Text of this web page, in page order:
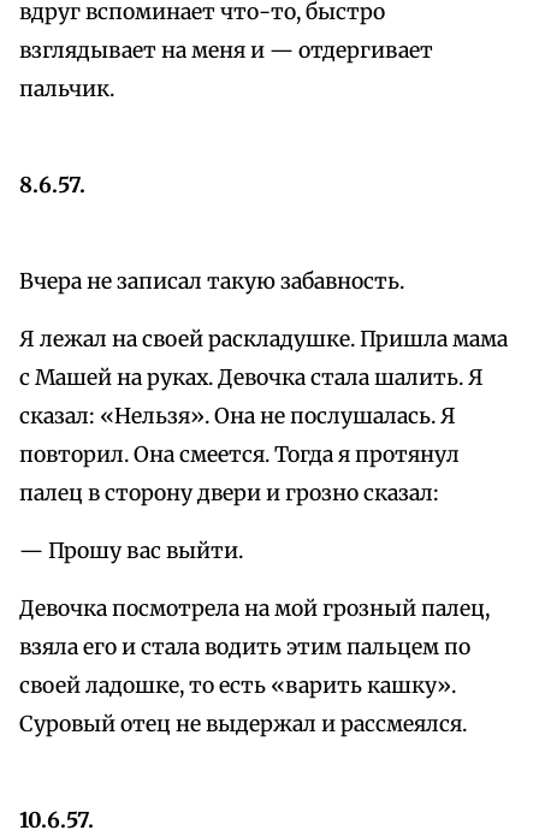
вдруг вспоминает что-то, быстро
взглядывает на меня и — отдергивает
пальчик.
8.6.57.
Вчера не записал такую забавность.
Я лежал на своей раскладушке. Пришла мама
с Машей на руках. Девочка стала шалить. Я
сказал: «Нельзя». Она не послушалась. Я
повторил. Она смеется. Тогда я протянул
палец в сторону двери и грозно сказал:
— Прошу вас выйти.
Девочка посмотрела на мой грозный палец,
взяла его и стала водить этим пальцем по
своей ладошке, то есть «варить кашку».
Суровый отец не выдержал и рассмеялся.
10.6.57.